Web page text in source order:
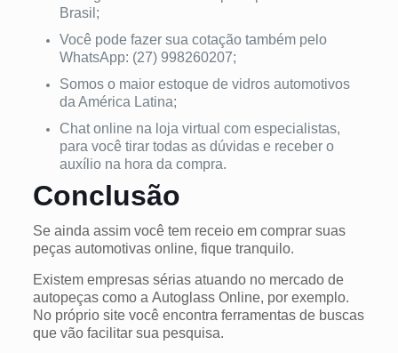
Brasil;
Você pode fazer sua cotação também pelo
WhatsApp: (27) 998260207;
Somos o maior estoque de vidros automotivos
da América Latina;
Chat online na loja virtual com especialistas,
para você tirar todas as dúvidas e receber o
auxílio na hora da compra.
Conclusão
Se ainda assim você tem receio em comprar suas
peças automotivas online, fique tranquilo.
Existem empresas sérias atuando no mercado de
autopeças como a Autoglass Online, por exemplo.
No próprio site você encontra ferramentas de buscas
que vão facilitar sua pesquisa.